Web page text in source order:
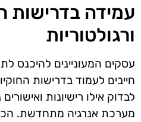
עמידה בדרישות
ורגולטוריות
עסקים המעוניינים להיכנס
חייבים לעמוד בדרישות
לבדוק אילו רישיונות
מערכת אנרגיה מתחדשת.